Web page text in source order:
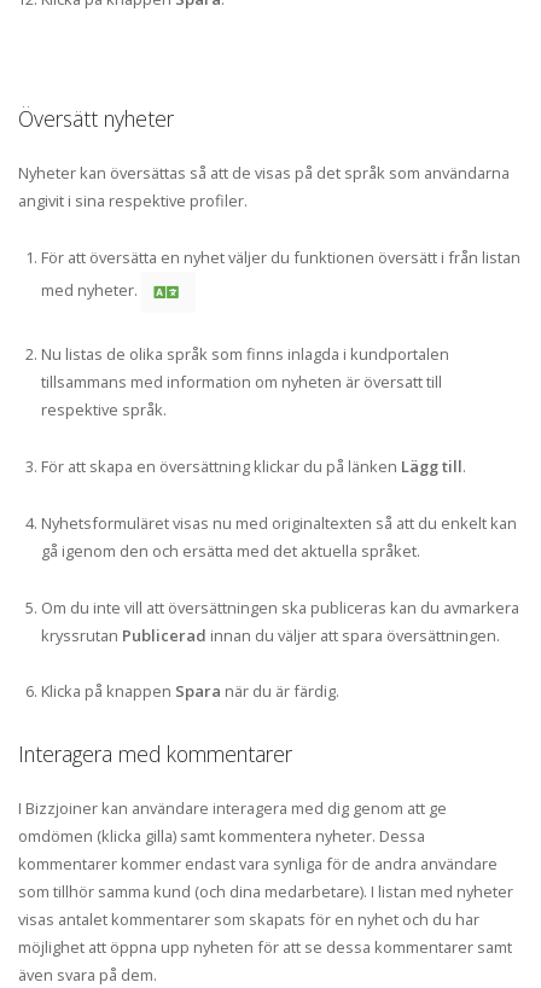
Översätt nyheter
Nyheter kan översättas så att de visas på det språk som användarna
angivit i sina respektive profiler.
För att översätta en nyhet väljer du funktionen översätt i från listan
med nyheter.
Nu listas de olika språk som finns inlagda i kundportalen
tillsammans med information om nyheten är översatt till
respektive språk.
För att skapa en översättning klickar du på länken Lägg till.
Nyhetsformuläret visas nu med originaltexten så att du enkelt kan
gå igenom den och ersätta med det aktuella språket.
Om du inte vill att översättningen ska publiceras kan du avmarkera
kryssrutan Publicerad innan du väljer att spara översättningen.
Klicka på knappen Spara när du är färdig.
Interagera med kommentarer
I Bizzjoiner kan användare interagera med dig genom att ge
omdömen (klicka gilla) samt kommentera nyheter. Dessa
kommentarer kommer endast vara synliga för de andra användare
som tillhör samma kund (och dina medarbetare). I listan med nyheter
visas antalet kommentarer som skapats för en nyhet och du har
möjlighet att öppna upp nyheten för att se dessa kommentarer samt
även svara på dem.